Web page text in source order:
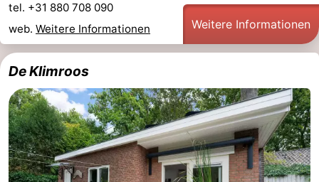
tel. +31 880 708 090
web. Weitere Informationen Weitere Informationen
De Klimroos